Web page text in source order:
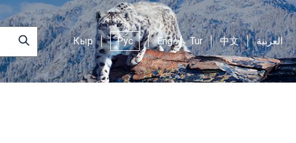
Кыр Рус Eng Tur 中文 العربية